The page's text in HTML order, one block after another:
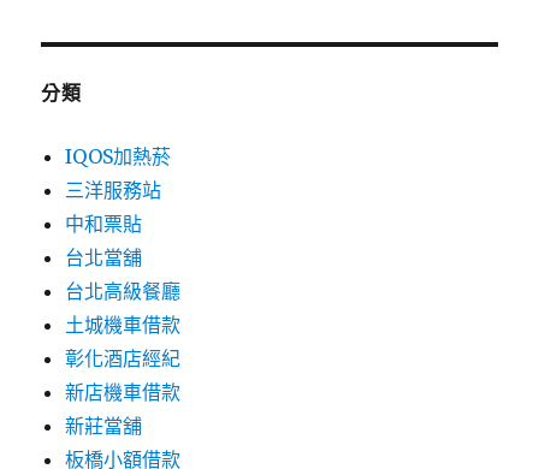
分類
IQOS加熱菸
三洋服務站
中和票貼
台北當舖
台北高級餐廳
土城機車借款
彰化酒店經紀
新店機車借款
新莊當舖
板橋小額借款